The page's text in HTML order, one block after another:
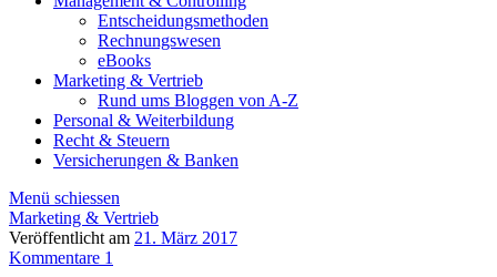
Entscheidungsmethoden
Rechnungswesen
eBooks
Marketing & Vertrieb
Rund ums Bloggen von A-Z
Personal & Weiterbildung
Recht & Steuern
Versicherungen & Banken
Menü schiessen
Marketing & Vertrieb
Veröffentlicht am 21. März 2017
Kommentare 1